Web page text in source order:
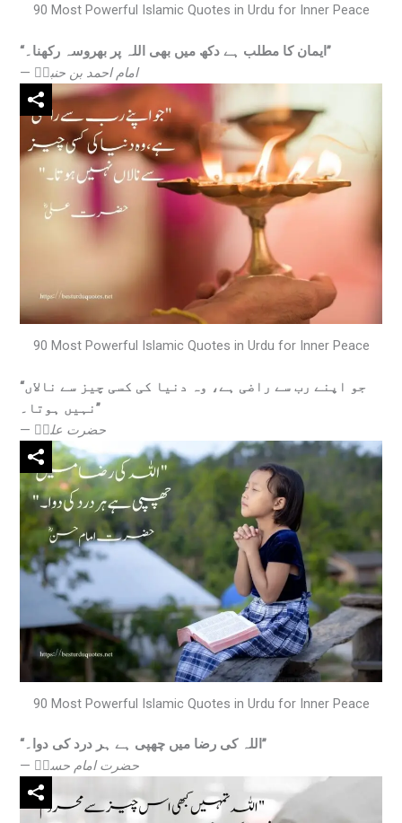
90 Most Powerful Islamic Quotes in Urdu for Inner Peace
“ایمان کا مطلب ہے دکھ میں بھی اللہ پر بھروسہ رکھنا۔”
— امام احمد بن حنبلؒ
90 Most Powerful Islamic Quotes in Urdu for Inner Peace
“جو اپنے رب سے راضی ہے، وہ دنیا کی کسی چیز سے نالاں
نہیں ہوتا۔”
— حضرت علیؓ
90 Most Powerful Islamic Quotes in Urdu for Inner Peace
“اللہ کی رضا میں چھپی ہے ہر درد کی دوا۔”
— حضرت امام حسنؓ